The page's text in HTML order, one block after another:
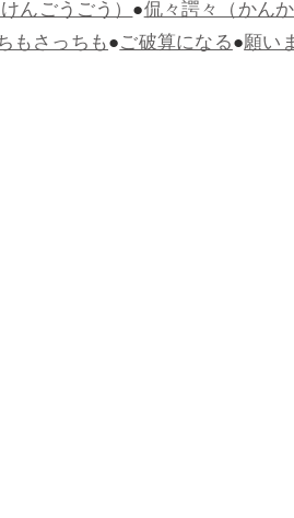
んごうごう）●侃々諤々（かん
もさっちも●ご破算になる●願い